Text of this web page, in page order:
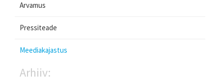
Arvamus
Pressiteade
Meediakajastus
Arhiiv: